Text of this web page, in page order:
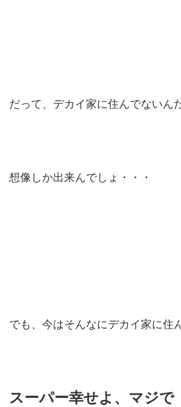
だって、デカイ家に住んでないん
想像しか出来んでしょ・・・
でも、今はそんなにデカイ家に住
スーパー幸せよ、マジで